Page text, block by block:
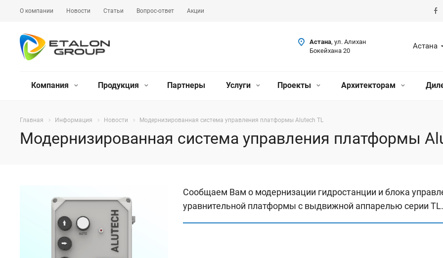
О компании Новости Статьи Вопрос-ответ Акции
Астана
Астана, ул. Алихан
Бокейхана 20
Компания Продукция Партнеры Услуги Проекты Архитекторам
Главная Информация Новости Модернизированная система управления платформы Alutech TL
Модернизированная система управления платформы
Сообщаем Вам о модернизации гидростанции и блока
уравнительной платформы с выдвижной аппарелью серии TL.